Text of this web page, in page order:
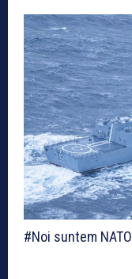
#Noi suntem NATO